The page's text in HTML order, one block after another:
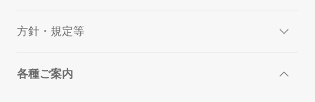
方針・規定等
各種ご案内